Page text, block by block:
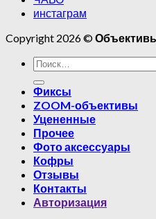
инстаграм
Copyright 2026 ©
Фиксы
ZOOM-объективы
Уцененные
Прочее
Фото аксессуары
Кофры
Отзывы
Контакты
Авторизация